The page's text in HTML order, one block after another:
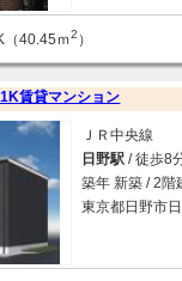
40.45ｍ2 ）
賃貸マンション
ＪＲ中央線
日野駅 / 徒歩8
築年 新築 / 2階
東京都日野市